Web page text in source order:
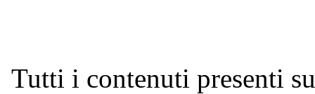
Tutti i contenuti presenti